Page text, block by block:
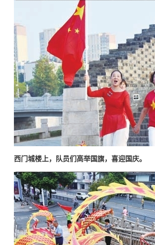
西门城楼上，队员们高举国旗，喜迎国庆。